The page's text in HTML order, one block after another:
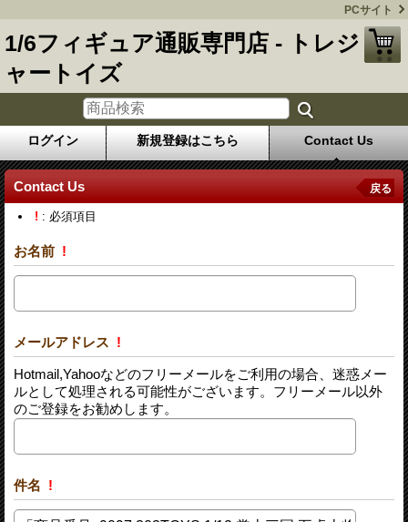
PCサイト
1/6フィギュア通販専門店 - トレジ
ャートイズ
ログイン 新規登録はこちら Contact Us
Contact Us 戻る
! : 必須項目
お名前 !
メールアドレス !
Hotmail,Yahooなどのフリーメールをご利用の場合、迷惑メー
ルとして処理される可能性がございます。フリーメール以外
のご登録をお勧めします。
件名 !